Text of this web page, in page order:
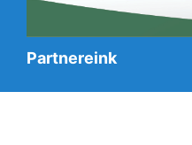
Partnereink